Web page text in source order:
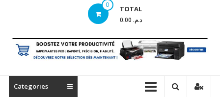
en
ligne
matériel
informatique
0 TOTAL
د.م. 0.00
Categories